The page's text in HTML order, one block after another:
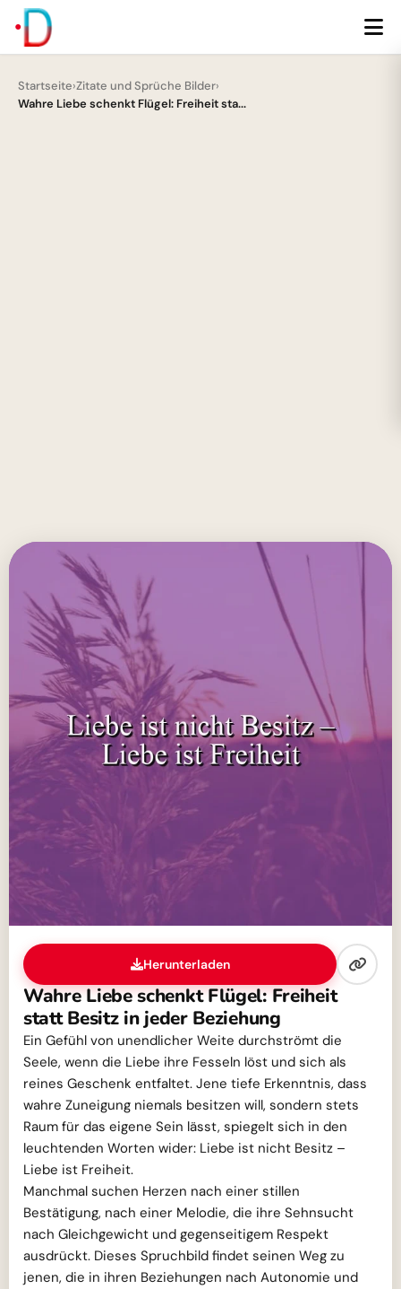
Startseite›Zitate und Sprüche Bilder›
Wahre Liebe schenkt Flügel: Freiheit sta...
Herunterladen
Wahre Liebe schenkt Flügel: Freiheit
statt Besitz in jeder Beziehung
Ein Gefühl von unendlicher Weite durchströmt die
Seele, wenn die Liebe ihre Fesseln löst und sich als
reines Geschenk entfaltet. Jene tiefe Erkenntnis, dass
wahre Zuneigung niemals besitzen will, sondern stets
Raum für das eigene Sein lässt, spiegelt sich in den
leuchtenden Worten wider: Liebe ist nicht Besitz –
Liebe ist Freiheit.
Manchmal suchen Herzen nach einer stillen
Bestätigung, nach einer Melodie, die ihre Sehnsucht
nach Gleichgewicht und gegenseitigem Respekt
ausdrückt. Dieses Spruchbild findet seinen Weg zu
jenen, die in ihren Beziehungen nach Autonomie und